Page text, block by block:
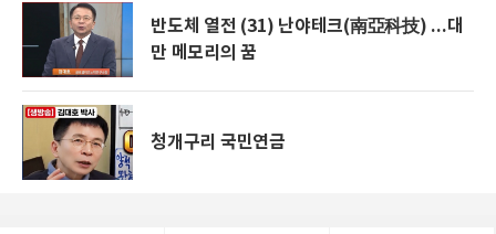
반도체 열전 (31) 난야테크(南亞科技) ...대
만 메모리의 꿈
청개구리 국민연금